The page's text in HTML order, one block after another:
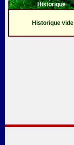
Historique
Historique vide